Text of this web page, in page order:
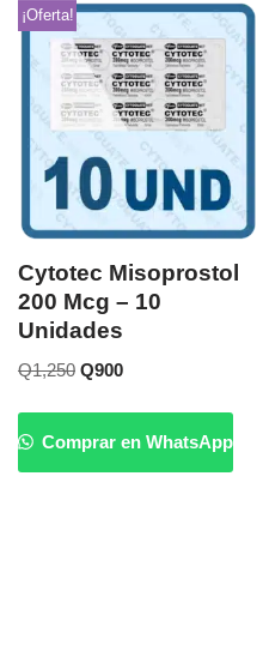
¡Oferta!
Cytotec Misoprostol
200 Mcg – 10
Unidades
Q1,250 Q900
Comprar en WhatsApp